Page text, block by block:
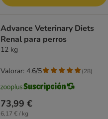
Advance Veterinary Diets
Renal para perros
12 kg
73,99 €
6,17 € / kg
Valorar: 4.6/5 (28)